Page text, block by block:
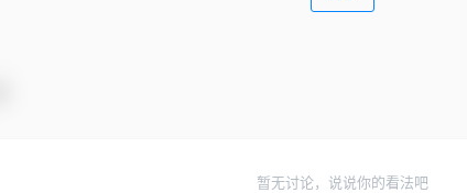
暂无讨论，说说你的看法吧